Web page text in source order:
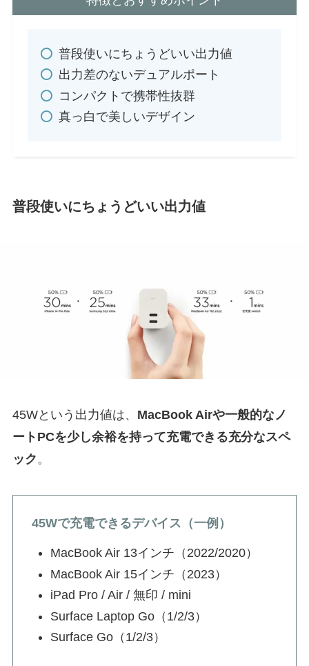
普段使いにちょうどいい出力値
出力差のないデュアルポート
コンパクトで携帯性抜群
真っ白で美しいデザイン
普段使いにちょうどいい出力値
45Wという出力値は、 MacBook Airや一般的なノ
ートPCを少し余裕を持って充電できる充分なスペ
ック 。
45Wで充電できるデバイス（一例）
MacBook Air 13インチ（2022/2020）
MacBook Air 15インチ（2023）
iPad Pro / Air / 無印 / mini
Surface Laptop Go（1/2/3）
Surface Go（1/2/3）